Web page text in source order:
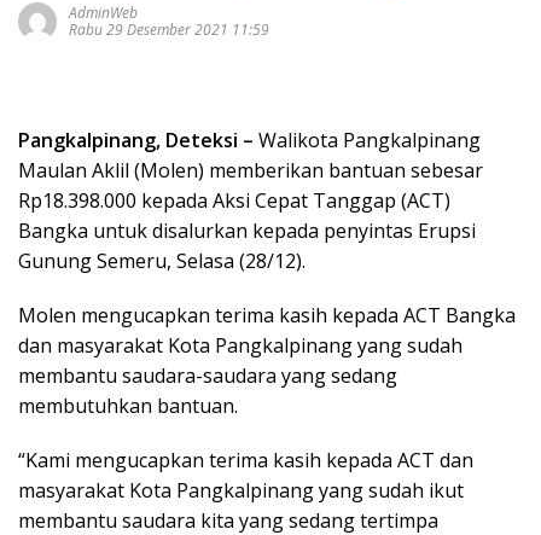
AdminWeb
Rabu 29 Desember 2021 11:59
Pangkalpinang, Deteksi – Walikota Pangkalpinang
Maulan Aklil (Molen) memberikan bantuan sebesar
Rp18.398.000 kepada Aksi Cepat Tanggap (ACT)
Bangka untuk disalurkan kepada penyintas Erupsi
Gunung Semeru, Selasa (28/12).
Molen mengucapkan terima kasih kepada ACT Bangka
dan masyarakat Kota Pangkalpinang yang sudah
membantu saudara-saudara yang sedang
membutuhkan bantuan.
“Kami mengucapkan terima kasih kepada ACT dan
masyarakat Kota Pangkalpinang yang sudah ikut
membantu saudara kita yang sedang tertimpa